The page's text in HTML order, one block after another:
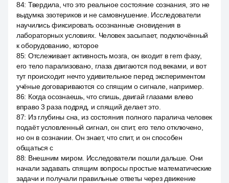
84: Твердила, что это реальное состояние сознания, это не
выдумка эзотериков и не самовнушение. Исследователи
научились фиксировать осознанные сновидения в
лабораторных условиях. Человек засыпает, подключённый
к оборудованию, которое
85: Отслеживает активность мозга, он входит в rem фазу,
его тело парализовано, глаза двигаются под веками, и вот
тут происходит нечто удивительное перед экспериментом
учёные договариваются со спящим о сигнале, например.
86: Когда осознаешь, что спишь, двигай глазами влево
вправо 3 раза подряд, и спящий делает это.
87: Из глубины сна, из состояния полного паралича человек
подаёт условленный сигнал, он спит, его тело отключено,
но он в сознании. Он знает, что спит, и он способен
общаться с
88: Внешним миром. Исследователи пошли дальше. Они
начали задавать спящим вопросы простые математические
задачи и получали правильные ответы через движение